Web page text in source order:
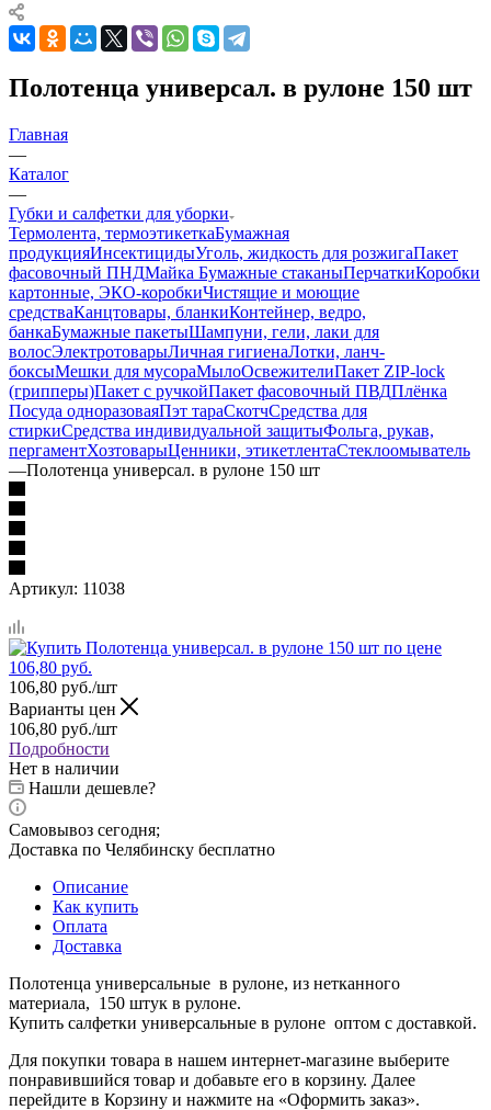
Полотенца универсал. в рулоне 150 шт
Главная
—
Каталог
—
Губки и салфетки для уборки
Термолента, термоэтикеткаБумажная
продукцияИнсектицидыУголь, жидкость для розжигаПакет
фасовочный ПНДМайка Бумажные стаканыПерчаткиКоробки
картонные, ЭКО-коробкиЧистящие и моющие
средстваКанцтовары, бланкиКонтейнер, ведро,
банкаБумажные пакетыШампуни, гели, лаки для
волосЭлектротоварыЛичная гигиенаЛотки, ланч-
боксыМешки для мусораМылоОсвежителиПакет ZIP-lock
(грипперы)Пакет с ручкойПакет фасовочный ПВДПлёнка
Посуда одноразоваяПэт тараСкотчСредства для
стиркиСредства индивидуальной защитыФольга, рукав,
пергаментХозтоварыЦенники, этикетлентаСтеклоомыватель
—Полотенца универсал. в рулоне 150 шт
Артикул: 11038
106,80 руб./шт
Варианты цен
106,80 руб./шт
Подробности
Нет в наличии
Нашли дешевле?
Самовывоз сегодня;
Доставка по Челябинску бесплатно
Описание
Как купить
Оплата
Доставка
Полотенца универсальные в рулоне, из нетканного
материала, 150 штук в рулоне.
Купить салфетки универсальные в рулоне оптом с доставкой.
Для покупки товара в нашем интернет-магазине выберите
понравившийся товар и добавьте его в корзину. Далее
перейдите в Корзину и нажмите на «Оформить заказ».